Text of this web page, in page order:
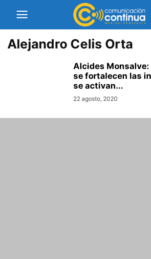
Alejandro Celis Orta
Alcides Monsalve:
se fortalecen las
se activan...
22 agosto, 2020